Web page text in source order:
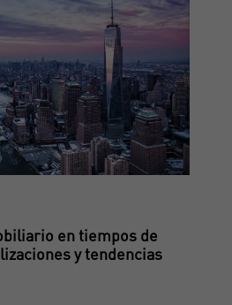
en tiempos de
y tendencias